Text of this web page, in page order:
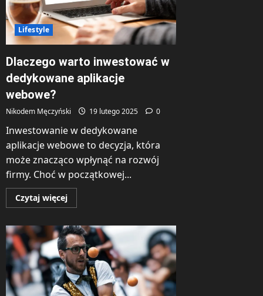
Lifestyle
Dlaczego warto inwestować w
dedykowane aplikacje
webowe?
Nikodem Męczyński 19 lutego 2025 0
Inwestowanie w dedykowane
aplikacje webowe to decyzja, która
może znacząco wpłynąć na rozwój
firmy. Choć w początkowej...
Czytaj więcejDowiedz
się
Dlaczego
warto
inwestować
w
dedykowane
aplikacje
webowe?